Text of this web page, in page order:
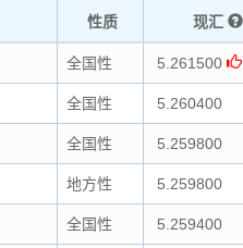
性质 现汇
全国性 5.261500
全国性 5.260400
全国性 5.259800
地方性 5.259800
全国性 5.259400